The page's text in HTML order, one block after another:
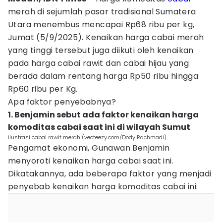
merah di sejumlah pasar tradisional Sumatera
Utara menembus mencapai Rp68 ribu per kg,
Jumat (5/9/2025). Kenaikan harga cabai merah
yang tinggi tersebut juga diikuti oleh kenaikan
pada harga cabai rawit dan cabai hijau yang
berada dalam rentang harga Rp50 ribu hingga
Rp60 ribu per Kg.
Apa faktor penyebabnya?
1. Benjamin sebut ada faktor kenaikan harga
komoditas cabai saat ini di wilayah Sumut
ilustrasi cabai rawit merah (vecteezy.com/Dody Rachmadi)
Pengamat ekonomi, Gunawan Benjamin
menyoroti kenaikan harga cabai saat ini.
Dikatakannya, ada beberapa faktor yang menjadi
penyebab kenaikan harga komoditas cabai ini.